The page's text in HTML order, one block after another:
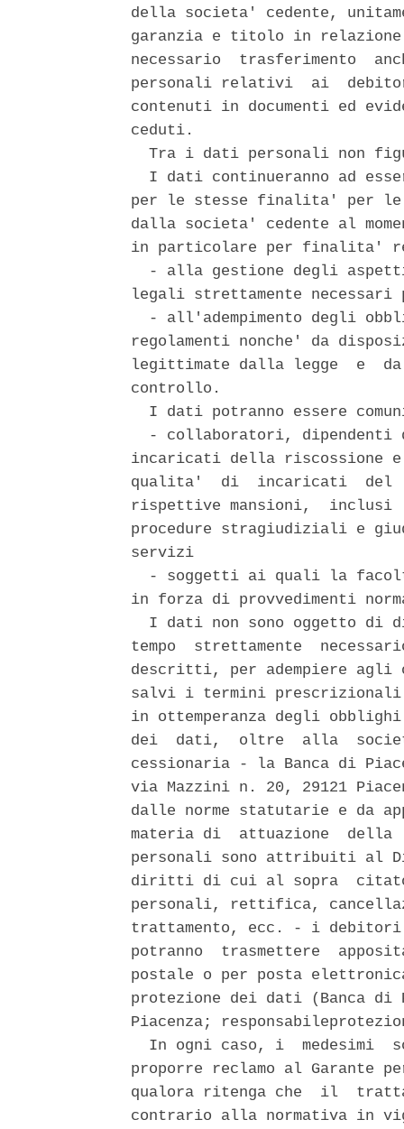
della societa' cedente,
garanzia e titolo in
necessario  trasferimento
personali relativi  ai
contenuti in documenti ed
ceduti.
Tra i dati personali non
I dati continueranno ad
per le stesse finalita' per
dalla societa' cedente al
in particolare per finalita'
- alla gestione degli
legali strettamente
- all'adempimento degli
regolamenti nonche' da
legittimate dalla legge  e
controllo.
I dati potranno essere
- collaboratori, dipendenti
incaricati della riscossione
qualita'  di  incaricati  del
rispettive mansioni,
procedure stragiudiziali e
servizi
- soggetti ai quali la
in forza di provvedimenti
I dati non sono oggetto di
tempo  strettamente
descritti, per adempiere
salvi i termini
in ottemperanza degli
dei  dati,  oltre  alla
cessionaria - la Banca di
via Mazzini n. 20, 29121
dalle norme statutarie e
materia di  attuazione
personali sono attribuiti al
diritti di cui al sopra  citato
personali, rettifica,
trattamento, ecc. - i
potranno  trasmettere
postale o per posta
protezione dei dati (Banca
Piacenza;
In ogni caso, i  medesimi
proporre reclamo al
qualora ritenga che  il
contrario alla normativa in